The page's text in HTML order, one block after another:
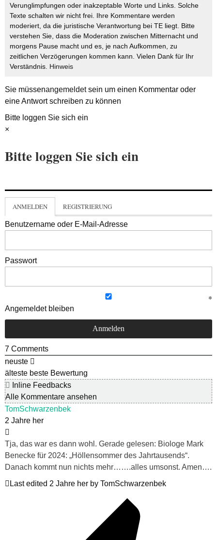
Verunglimpfungen oder inakzeptable Worte und Links. Solche
Texte schalten wir nicht frei. Ihre Kommentare werden
moderiert, da die juristische Verantwortung bei TE liegt. Bitte
verstehen Sie, dass die Moderation zwischen Mitternacht und
morgens Pause macht und es, je nach Aufkommen, zu
zeitlichen Verzögerungen kommen kann. Vielen Dank für Ihr
Verständnis. Hinweis
Sie müssenangemeldetsein um einen Kommentar oder
eine Antwort schreiben zu können
Bitte loggen Sie sich ein
×
Bitte loggen Sie sich ein
ANMELDEN REGISTRIERUNG
Benutzername oder E-Mail-Adresse
Passwort
Angemeldet bleiben
7 Comments
neuste
älteste beste Bewertung
Inline Feedbacks
Alle Kommentare ansehen
TomSchwarzenbek
2 Jahre her
Tja, das war es dann wohl. Gerade gelesen: Biologe Mark
Benecke für 2024: „Höllensommer des Jahrtausends“.
Danach kommt nun nichts mehr…….alles umsonst. Amen….
Last edited 2 Jahre her by TomSchwarzenbek